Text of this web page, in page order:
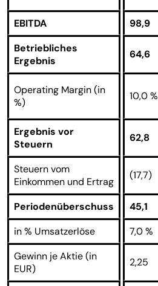
EBITDA 98,9
Betriebliches
Ergebnis
64,6
Operating Margin (in
%)
10,0 %
Ergebnis vor
Steuern
62,8
Steuern vom
Einkommen und Ertrag
(17,7)
Periodenüberschuss 45,1
in % Umsatzerlöse
7,0 %
Gewinn je Aktie (in
EUR)
2,25